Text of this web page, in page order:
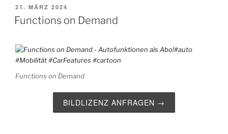
VERÖFFENTLICHT
AM
21. MÄRZ 2024
Functions on Demand
Functions on Demand
BILDLIZENZ ANFRAGEN →